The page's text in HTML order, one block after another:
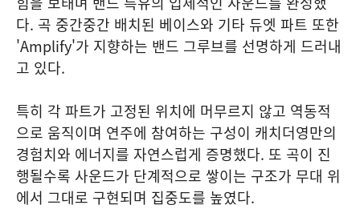
다. 곡 중간중간 배치된 베이스와 기타 듀엣 파트 또한
'Amplify'가 지향하는 밴드 그루브를 선명하게 드러내
고 있다.
특히 각 파트가 고정된 위치에 머무르지 않고 역동적
으로 움직이며 연주에 참여하는 구성이 캐치더영만의
경험치와 에너지를 자연스럽게 증명했다. 또 곡이 진
행될수록 사운드가 단계적으로 쌓이는 구조가 무대 위
에서 그대로 구현되며 집중도를 높였다.